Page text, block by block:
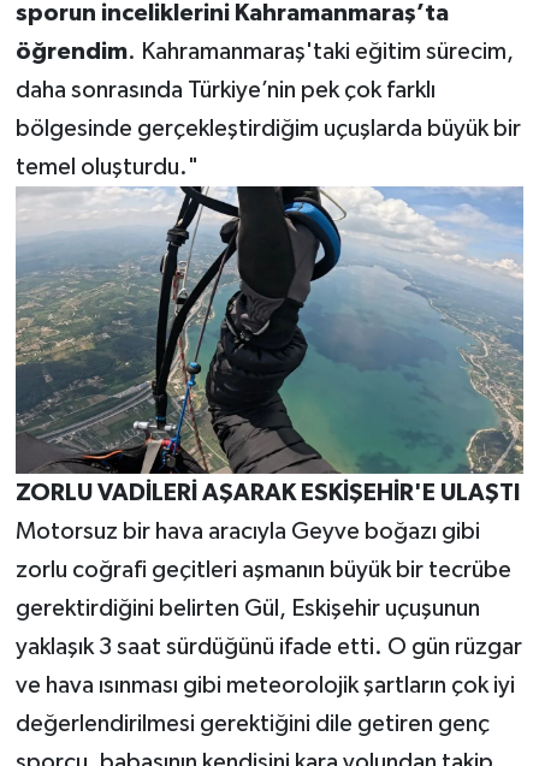
sporun inceliklerini Kahramanmaraş’ta
öğrendim. Kahramanmaraş'taki eğitim sürecim,
daha sonrasında Türkiye’nin pek çok farklı
bölgesinde gerçekleştirdiğim uçuşlarda büyük bir
temel oluşturdu."
ZORLU VADİLERİ AŞARAK ESKİŞEHİR'E ULAŞTI
Motorsuz bir hava aracıyla Geyve boğazı gibi
zorlu coğrafi geçitleri aşmanın büyük bir tecrübe
gerektirdiğini belirten Gül, Eskişehir uçuşunun
yaklaşık 3 saat sürdüğünü ifade etti. O gün rüzgar
ve hava ısınması gibi meteorolojik şartların çok iyi
değerlendirilmesi gerektiğini dile getiren genç